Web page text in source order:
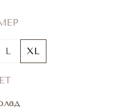
L XL